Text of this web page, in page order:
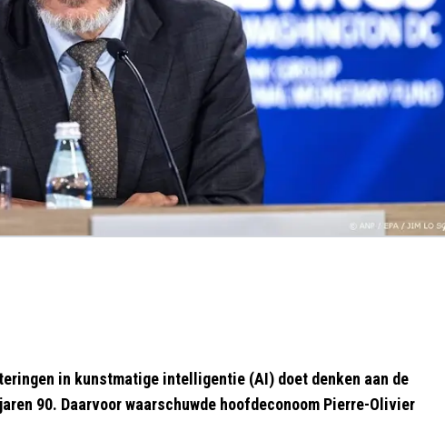
in kunstmatige intelligentie (AI) doet denken aan de
90. Daarvoor waarschuwde hoofdeconoom Pierre-Olivier